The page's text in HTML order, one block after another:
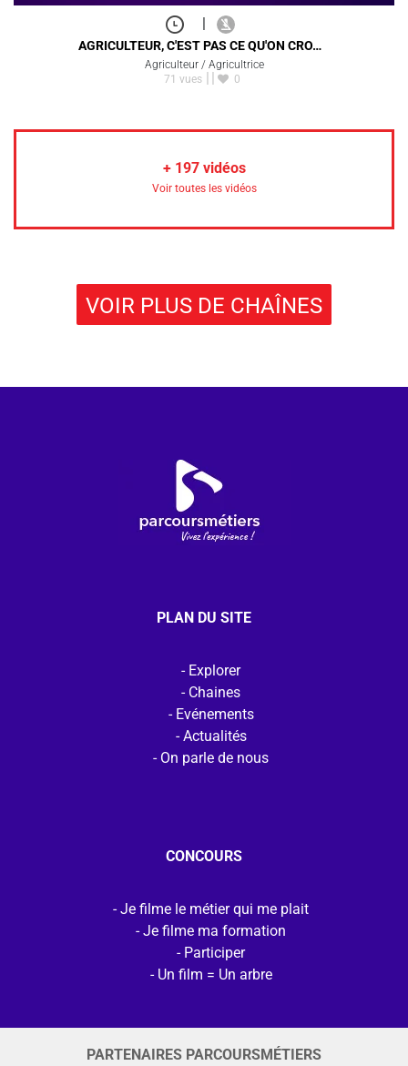
|
AGRICULTEUR, C'EST PAS CE QU'ON CRO…
Agriculteur / Agricultrice
71 vues
0
+ 197vidéos
Voir toutes les vidéos
VOIR PLUS DE CHAÎNES
PLAN DU SITE
Explorer
Chaines
Evénements
Actualités
On parle de nous
CONCOURS
Je filme le métier qui me plait
Je filme ma formation
Participer
Un film = Un arbre
PARTENAIRES PARCOURSMÉTIERS